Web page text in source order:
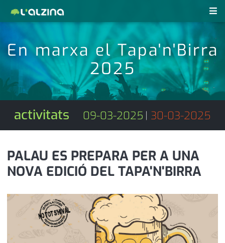
notícies
últimes notícies
activitats
agenda
empresa
esports
medi ambient
revistes pdf
anunciants
subscripció
contacte
telèfons
calendari
En marxa el Tapa'n'Birra
2025
activitats 09-03-2025 | 30-03-2025
PALAU ES PREPARA PER A UNA
NOVA EDICIÓ DEL TAPA'N'BIRRA